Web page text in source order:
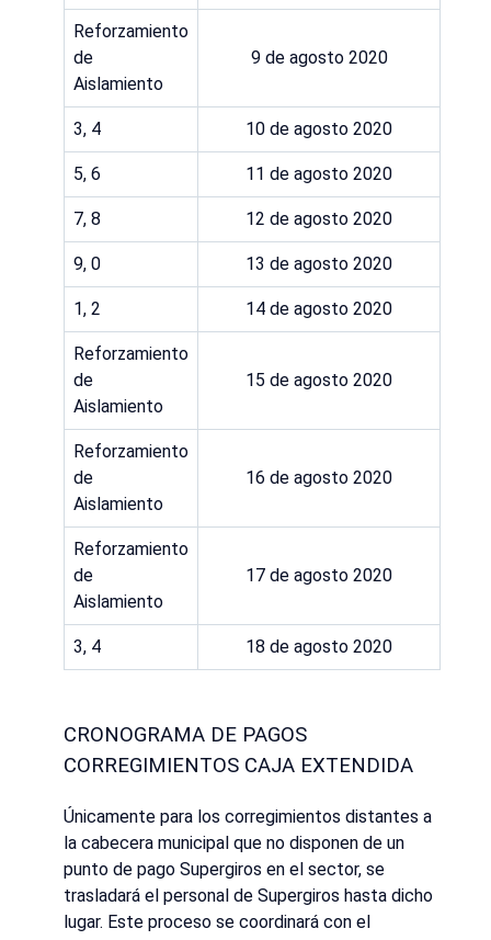
Reforzamiento
de
Aislamiento
9 de agosto 2020
3, 4 10 de agosto 2020
5, 6 11 de agosto 2020
7, 8 12 de agosto 2020
9, 0 13 de agosto 2020
1, 2 14 de agosto 2020
Reforzamiento
de
Aislamiento
15 de agosto 2020
Reforzamiento
de
Aislamiento
16 de agosto 2020
Reforzamiento
de
Aislamiento
17 de agosto 2020
3, 4 18 de agosto 2020
CRONOGRAMA DE PAGOS
CORREGIMIENTOS CAJA EXTENDIDA
Únicamente para los corregimientos distantes a
la cabecera municipal que no disponen de un
punto de pago Supergiros en el sector, se
trasladará el personal de Supergiros hasta dicho
lugar. Este proceso se coordinará con el